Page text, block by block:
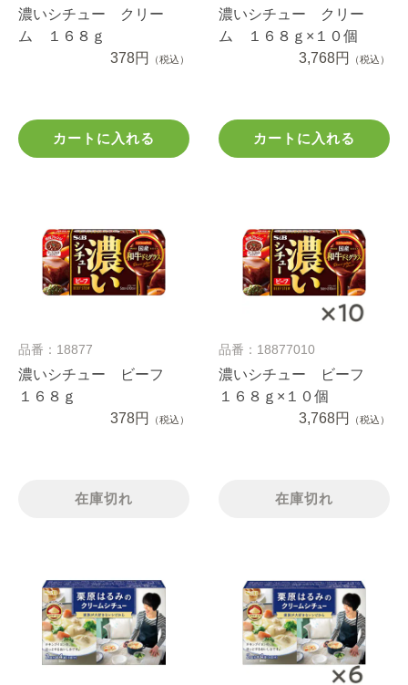
濃いシチュー クリー
ム １６８ｇ
378円
（税込）
カートに入れる
濃いシチュー クリー
ム １６８ｇ×１０個
3,768円
（税込）
カートに入れる
品番：18877
濃いシチュー ビーフ
１６８ｇ
378円
（税込）
在庫切れ
品番：18877010
濃いシチュー ビーフ
１６８ｇ×１０個
3,768円
（税込）
在庫切れ